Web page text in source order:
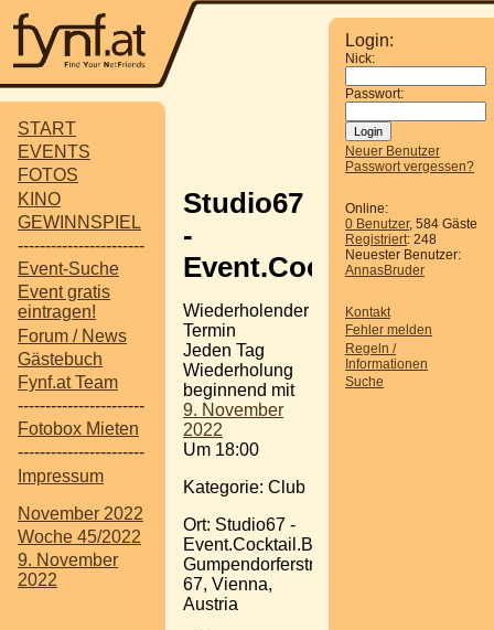
START
EVENTS
FOTOS
KINO
GEWINNSPIEL
-----------------------
Event-Suche
Event gratis
eintragen!
Forum / News
Gästebuch
Fynf.at Team
-----------------------
Fotobox Mieten
-----------------------
Impressum
November 2022
Woche 45/2022
9. November
2022
Login:
Nick:
Passwort:
Neuer Benutzer
Passwort vergessen?
Online:
0 Benutzer, 584 Gäste
Registriert: 248
Neuester Benutzer:
AnnasBruder
Kontakt
Fehler melden
Regeln /
Informationen
Suche
Studio67
-
Event.Cocktail.Bar
Wiederholender
Termin
Jeden Tag
Wiederholung
beginnend mit
9. November
2022
Um 18:00
Kategorie: Club
Ort: Studio67 -
Event.Cocktail.Bar
Gumpendorferstrasse
67, Vienna,
Austria